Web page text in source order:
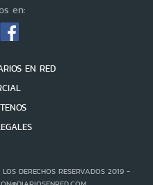
en:
EN RED
DERECHOS RESERVADOS 2019 -